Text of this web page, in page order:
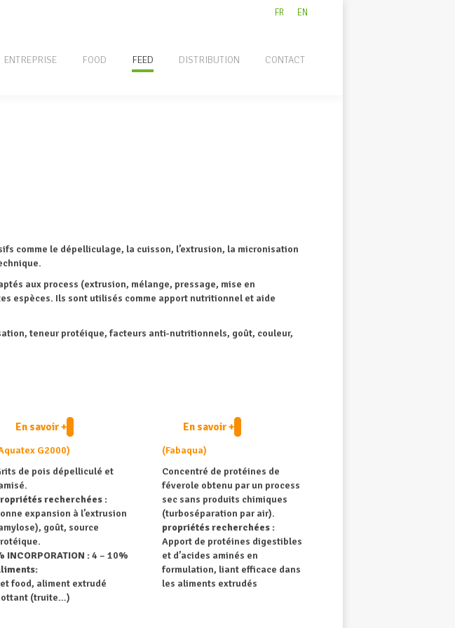
FR EN
ENTREPRISE FOOD FEED DISTRIBUTION CONTACT
comme le dépelliculage, la cuisson, l’extrusion, la micronisation
aux process (extrusion, mélange, pressage, mise en
espèces. Ils sont utilisés comme apport nutritionnel et aide
teneur protéique, facteurs anti-nutritionnels, goût, couleur,
En savoir +
G2000)
de pois dépelliculé et
recherchées :
expansion à l’extrusion
goût, source
INCORPORATION :4 – 10%
food, aliment extrudé
(truite…)
En savoir +
(Fabaqua)
Concentré de protéines de
féverole obtenu par un process
sec sans produits chimiques
(turboséparation par air).
propriétés recherchées :
Apport de protéines digestibles
et d’acides aminés en
formulation, liant efficace dans
les aliments extrudés